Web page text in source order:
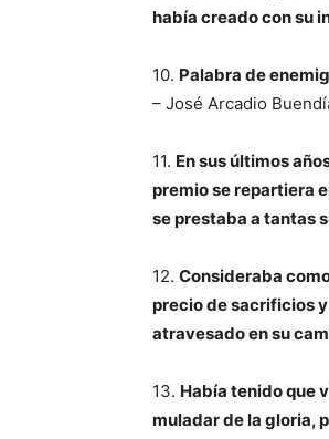
había creado con su
10. Palabra de
– José Arcadio
11. En sus últimos
premio se repartiera
se prestaba a tantas
12. Consideraba
precio de sacrificios
atravesado en su
13. Había tenido que
muladar de la gloria,